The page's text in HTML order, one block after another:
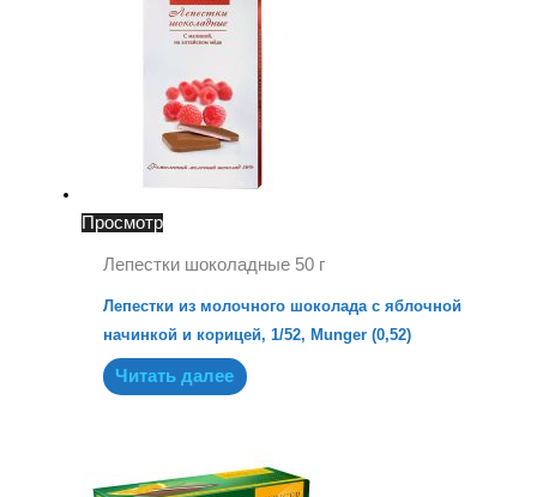
Просмотр
Лепестки шоколадные 50 г
Лепестки из молочного шоколада с яблочной
начинкой и корицей, 1/52, Munger (0,52)
Читать далее